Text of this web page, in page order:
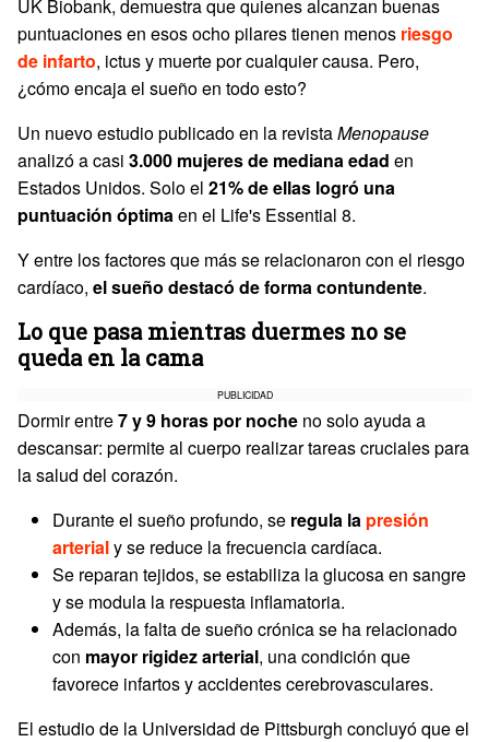
UK Biobank, demuestra que quienes alcanzan buenas
puntuaciones en esos ocho pilares tienen menos riesgo
de infarto, ictus y muerte por cualquier causa. Pero,
¿cómo encaja el sueño en todo esto?
Un nuevo estudio publicado en la revistaMenopause
analizó a casi 3.000 mujeres de mediana edad en
Estados Unidos. Solo el 21% de ellas logró una
puntuación óptimaen el Life's Essential 8.
Y entre los factores que más se relacionaron con el riesgo
cardíaco, el sueño destacó de forma contundente.
Lo que pasa mientras duermes no se
queda en la cama
PUBLICIDAD
Dormir entre7 y 9 horas por noche no solo ayuda a
descansar: permite al cuerpo realizar tareas cruciales para
la salud del corazón.
Durante el sueño profundo, se regula la presión
arterialy se reduce la frecuencia cardíaca.
Se reparan tejidos, se estabiliza la glucosa en sangre
y se modula la respuesta inflamatoria.
Además, la falta de sueño crónica se ha relacionado
con mayor rigidez arterial, una condición que
favorece infartos y accidentes cerebrovasculares.
El estudio de la Universidad de Pittsburgh concluyó que el